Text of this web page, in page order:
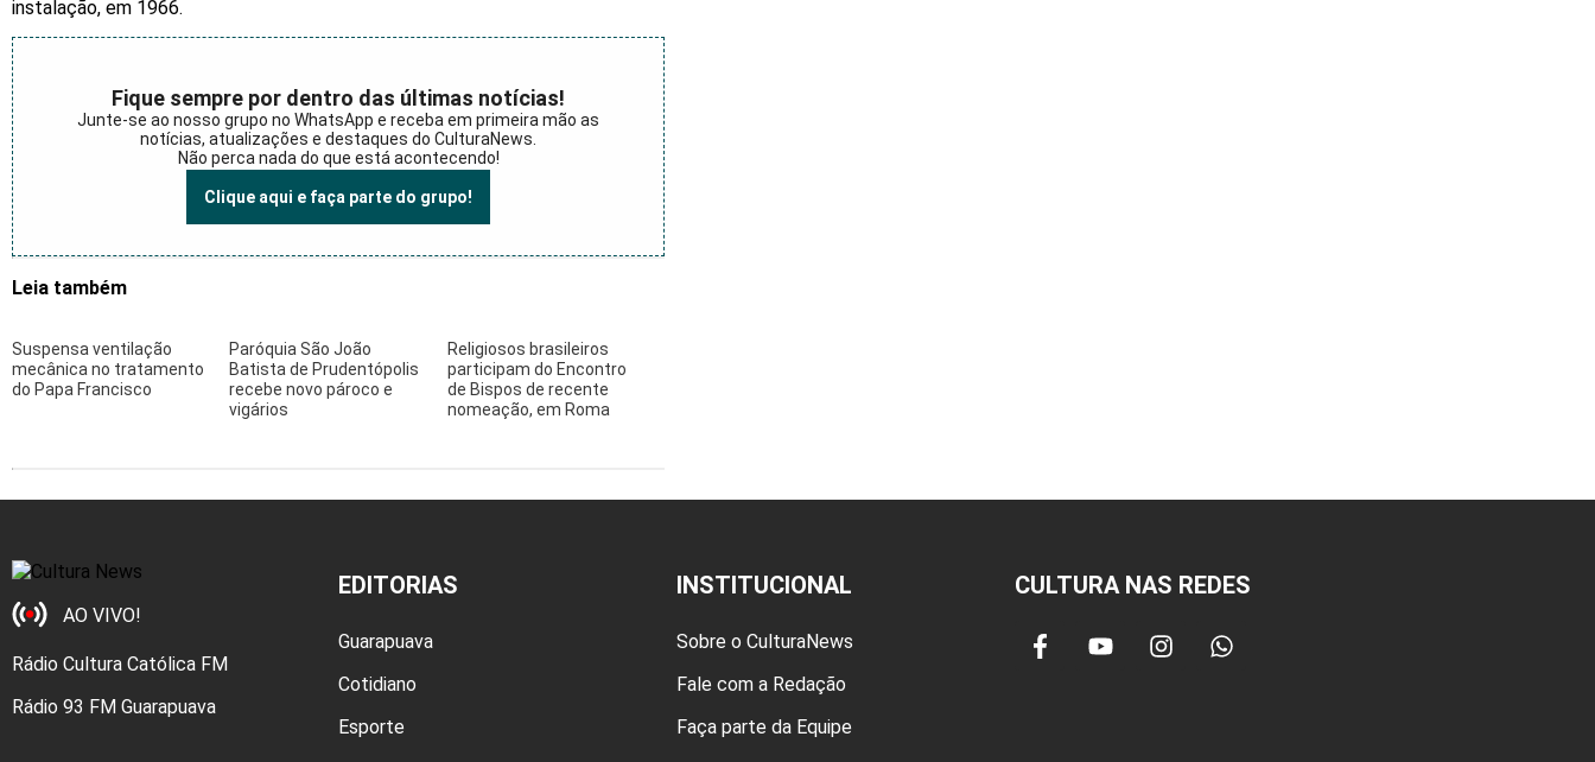
instalação, em 1966.
Fique sempre por dentro das últimas notícias!
Junte-se ao nosso grupo no WhatsApp e receba em primeira mão as
notícias, atualizações e destaques do CulturaNews.
Não perca nada do que está acontecendo!
Clique aqui e faça parte do grupo!
Leia também
Suspensa ventilação
mecânica no tratamento
do Papa Francisco
Paróquia São João
Batista de Prudentópolis
recebe novo pároco e
vigários
Religiosos brasileiros
participam do Encontro
de Bispos de recente
nomeação, em Roma
AO VIVO!
Rádio Cultura Católica FM
Rádio 93 FM Guarapuava
EDITORIAS
Guarapuava
Cotidiano
Esporte
INSTITUCIONAL
Sobre o CulturaNews
Fale com a Redação
Faça parte da Equipe
CULTURA NAS REDES